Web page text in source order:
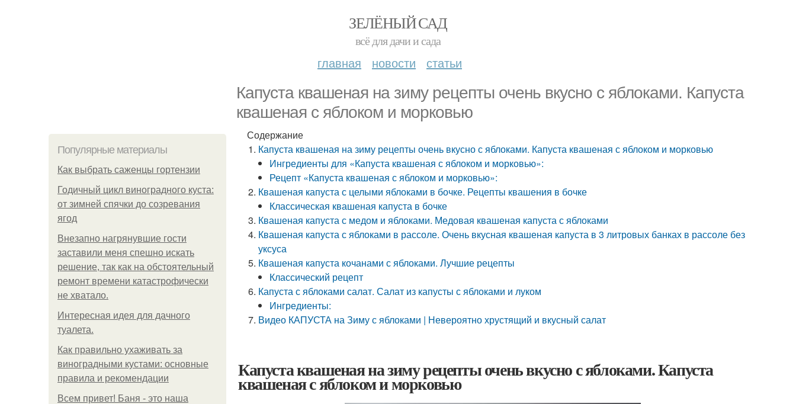
ЗЕЛЁНЫЙ САД
всё для дачи и сада
главная новости статьи
Капуста квашеная на зиму рецепты очень вкусно с яблоками. Капуста
квашеная с яблоком и морковью
Популярные материалы
Как выбрать саженцы гортензии
Годичный цикл виноградного куста:
от зимней спячки до созревания
ягод
Внезапно нагрянувшие гости
заставили меня спешно искать
решение, так как на обстоятельный
ремонт времени катастрофически
не хватало.
Интересная идея для дачного
туалета.
Как правильно ухаживать за
виноградными кустами: основные
правила и рекомендации
Всем привет! Баня - это наша
Содержание
Капуста квашеная на зиму рецепты очень вкусно с яблоками. Капуста квашеная с яблоком и морковью
Ингредиенты для «Капуста квашеная с яблоком и морковью»:
Рецепт «Капуста квашеная с яблоком и морковью»:
Квашеная капуста с целыми яблоками в бочке. Рецепты квашения в бочке
Классическая квашеная капуста в бочке
Квашеная капуста с медом и яблоками. Медовая квашеная капуста с яблоками
Квашеная капуста с яблоками в рассоле. Очень вкусная квашеная капуста в 3 литровых банках в рассоле без
уксуса
Квашеная капуста кочанами с яблоками. Лучшие рецепты
Классический рецепт
Капуста с яблоками салат. Салат из капусты с яблоками и луком
Ингредиенты:
Видео КАПУСТА на Зиму с яблоками | Невероятно хрустящий и вкусный салат
Капуста квашеная на зиму рецепты очень вкусно с яблоками. Капуста
квашеная с яблоком и морковью